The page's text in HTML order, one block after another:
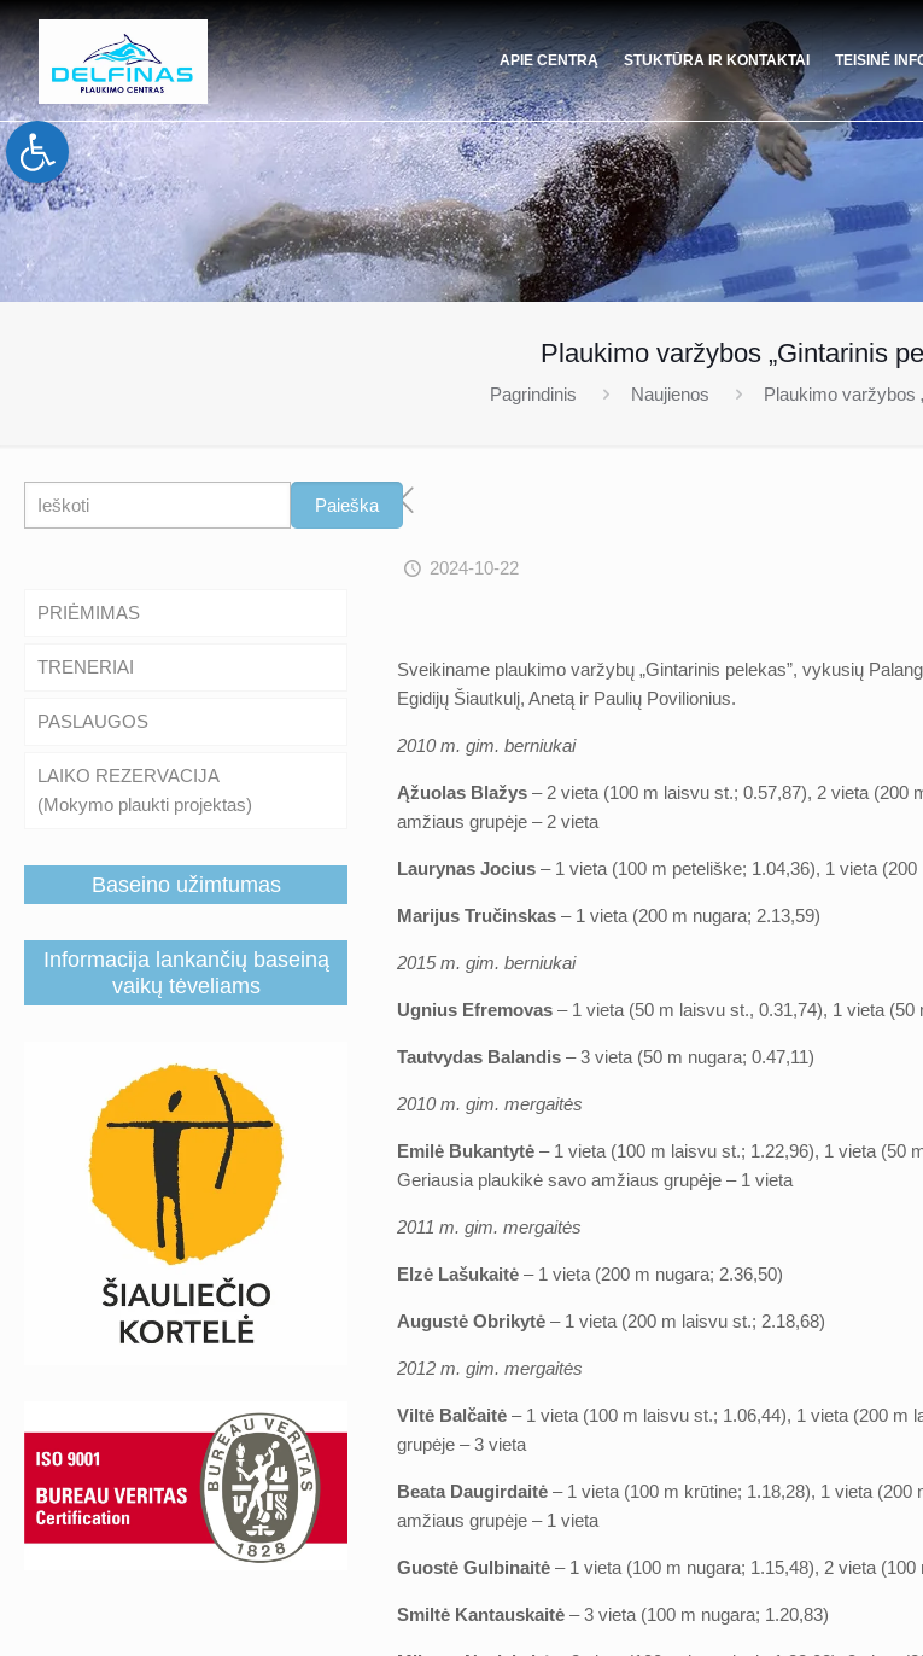
Open toolbar
APIE CENTRĄ STUKTŪRA IR KONTAKTAI TEISINĖ
Plaukimo varžybos „Gintarinis
Pagrindinis Naujienos Plaukimo varžybos
2024-10-22
Sveikiname plaukimo varžybų „Gintarinis pelekas”, vykusių
Egidijų Šiautkulį, Anetą ir Paulių Povilionius.
2010 m. gim. berniukai
Ąžuolas Blažys – 2 vieta (100 m laisvu st.; 0.57,87), 2 vieta (200
amžiaus grupėje – 2 vieta
Laurynas Jocius – 1 vieta (100 m peteliške; 1.04,36), 1 vieta
Marijus Tručinskas– 1 vieta (200 m nugara; 2.13,59)
2015 m. gim. berniukai
Ugnius Efremovas – 1 vieta (50 m laisvu st., 0.31,74), 1 vieta (50
Tautvydas Balandis – 3 vieta (50 m nugara; 0.47,11)
2010 m. gim. mergaitės
Emilė Bukantytė – 1 vieta (100 m laisvu st.; 1.22,96), 1 vieta (50
Geriausia plaukikė savo amžiaus grupėje – 1 vieta
2011 m. gim. mergaitės
Elzė Lašukaitė – 1 vieta (200 m nugara; 2.36,50)
Augustė Obrikytė – 1 vieta (200 m laisvu st.; 2.18,68)
2012 m. gim. mergaitės
Viltė Balčaitė – 1 vieta (100 m laisvu st.; 1.06,44), 1 vieta (200 m
grupėje – 3 vieta
Beata Daugirdaitė – 1 vieta (100 m krūtine; 1.18,28), 1 vieta
amžiaus grupėje – 1 vieta
Guostė Gulbinaitė – 1 vieta (100 m nugara; 1.15,48), 2 vieta
Smiltė Kantauskaitė– 3 vieta (100 m nugara; 1.20,83)
Paieška Paieška
PRIĖMIMAS
TRENERIAI
PASLAUGOS
LAIKO REZERVACIJA
(Mokymo plaukti projektas)
Baseino užimtumas
Informacija lankančių baseiną
vaikų tėveliams